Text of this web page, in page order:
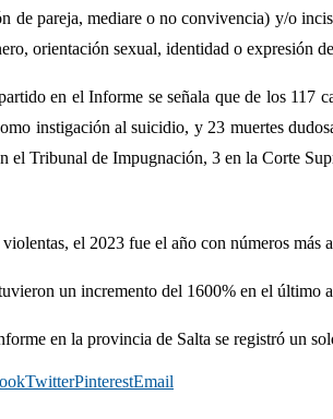
de pareja, mediare o no convivencia) y/o
orientación sexual, identidad o expresión
en el Informe se señala que de los 117
instigación al suicidio, y 23 muertes
el Tribunal de Impugnación, 3 en la Corte
el 2023 fue el año con números más
un incremento del 1600% en el último
en la provincia de Salta se registró un
TwitterPinterestEmail